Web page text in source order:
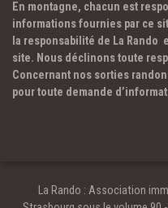
En montagne, chacun est
informations fournies par ce
la responsabilité de La Rando
site. Nous déclinons toute
Concernant nos sorties
pour toute demande
La Rando : Association